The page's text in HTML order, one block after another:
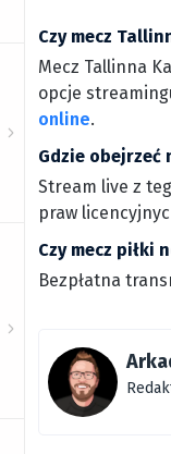
Czy mecz
Mecz Tallinna
opcje
online.
Gdzie obejrzeć
Stream live z
praw
Czy mecz piłki
Bezpłatna